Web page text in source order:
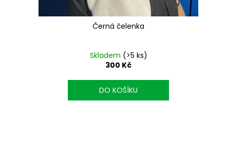
Černá čelenka
Skladem (>5 ks)
300 Kč
DO KOŠÍKU